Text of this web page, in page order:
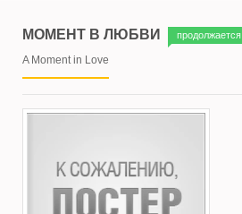
МОМЕНТ В ЛЮБВИ продолжается
A Moment in Love